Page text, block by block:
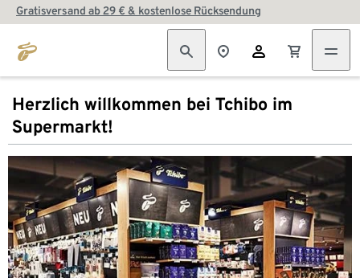
Gratisversand ab 29 € & kostenlose Rücksendung
Herzlich willkommen bei Tchibo im
Supermarkt!